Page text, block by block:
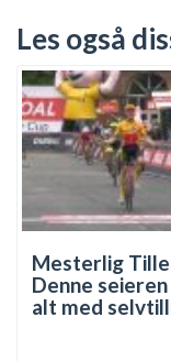
Les også
Mesterlig
Denne
alt med